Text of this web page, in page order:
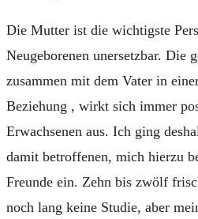
Die Mutter ist die wichtigste
Neugeborenen unersetzbar. Die
zusammen mit dem Vater in
Beziehung , wirkt sich immer
Erwachsenen aus. Ich ging
damit betroffenen, mich hierzu
Freunde ein. Zehn bis zwölf
noch lang keine Studie, aber